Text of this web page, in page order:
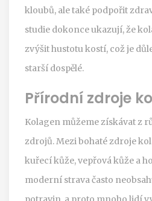
kloubů, ale také podpořit
studie dokonce ukazují, že
zvýšit hustotu kostí, což je
starší dospělé.
Přírodní zdroje
Kolagen můžeme získávat z
zdrojů. Mezi bohaté zdroje
kuřecí kůže, vepřová kůže a
moderní strava často